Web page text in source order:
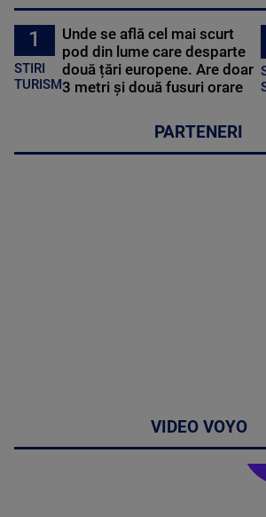
1
STIRI
TURISM
Unde se află cel mai scurt
pod din lume care desparte
două țări europene. Are doar
3 metri și două fusuri orare
PARTENERI
VIDEO VOYO